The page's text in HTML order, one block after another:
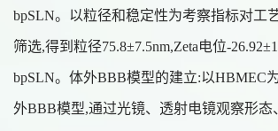
bpSLN。以粒径和稳定性为考察指标对工
筛选,得到粒径75.8±7.5nm,Zeta电位-
bpSLN。体外BBB模型的建立:以HBMEC
外BBB模型,通过光镜、透射电镜观察形态